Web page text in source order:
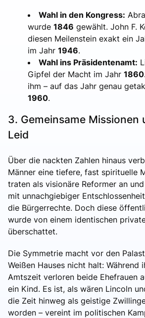
Wahl in den Kongress:
wurde 1846 gewählt. John F.
diesen Meilenstein exakt ein
im Jahr 1946.
Wahl ins Präsidentenamt:
Gipfel der Macht im Jahr 1860
ihm – auf das Jahr genau
1960.
3. Gemeinsame Missionen
Leid
Über die nackten Zahlen hinaus
Männer eine tiefere, fast spirituelle
traten als visionäre Reformer an
mit unnachgiebiger
die Bürgerrechte. Doch diese
wurde von einem identischen
überschattet.
Die Symmetrie macht vor den
Weißen Hauses nicht halt: Während
Amtszeit verloren beide Ehefrauen
ein Kind. Es ist, als wären Lincoln
die Zeit hinweg als geistige
worden – vereint im politischen